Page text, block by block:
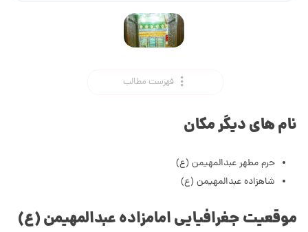
فهرست مطالب
نام های دیگر مکان
حرم مطهر عبدالمهیمن (ع)
شاهزاده عبدالمهیمن (ع)
موقعیت جغرافیایی امامزاده عبدالمهیمن (ع)